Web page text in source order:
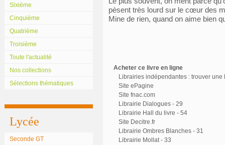
Sixième
Cinquième
Quatrième
Troisième
Toute l'actualité
Nos collections
Sélections thématiques
Lycée
Seconde GT
pèsent très lourd sur le cœur des
Mine de rien, quand on aime bien
Acheter ce livre en ligne
Librairies indépendantes : trouver une
Site ePagine
Site fnac.com
Librairie Dialogues - 29
Librairie Hall du livre - 54
Site Decitre.fr
Librairie Ombres Blanches - 31
Librairie Mollat - 33